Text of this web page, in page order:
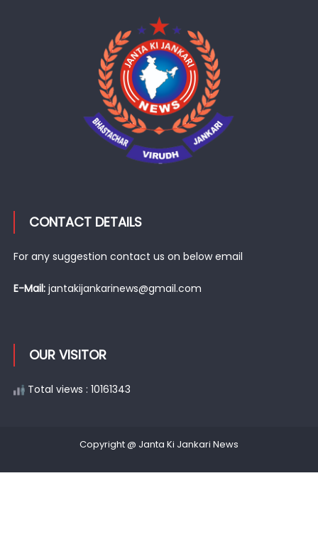
CONTACT DETAILS
For any suggestion contact us on below email
E-Mail: jantakijankarinews@gmail.com
OUR VISITOR
Total views : 10161343
Copyright @ Janta Ki Jankari News